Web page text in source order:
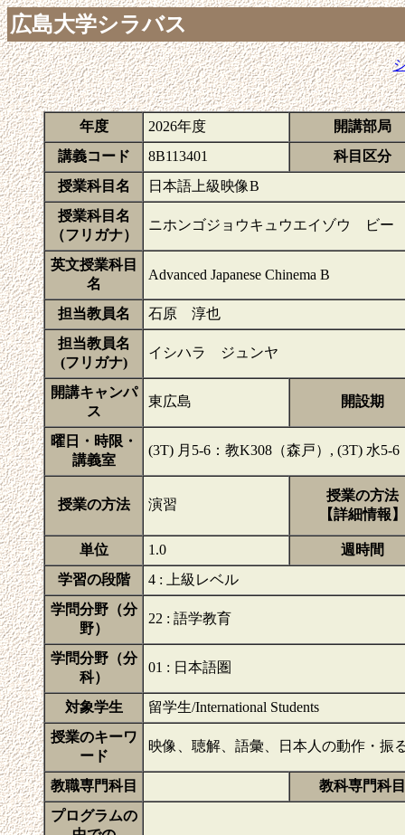
広島大学シラバス
年度 2026年度
開講部局
講義コード
8B113401
科目区分
授業科目名
日本語上級映像B
授業科目名
（フリガナ）
ニホンゴジョウキュウエイゾウ ビー
英文授業科目
名
Advanced Japanese Chinema B
担当教員名
石原 淳也
担当教員名
(フリガナ)
イシハラ ジュンヤ
開講キャンパ
ス
東広島 開設期
曜日・時限・
講義室
(3T) 月5-6：教K308（森戸）, (3T) 水5-
授業の方法 演習
授業の方法
【詳細情報】
単位 1.0
週時間
学習の段階
4 : 上級レベル
学問分野（分
野）
22 : 語学教育
学問分野（分
科）
01 : 日本語圏
対象学生
留学生/International Students
授業のキーワ
ード
映像、聴解、語彙、日本人の動作・振
教職専門科目
教科専門科目
プログラムの